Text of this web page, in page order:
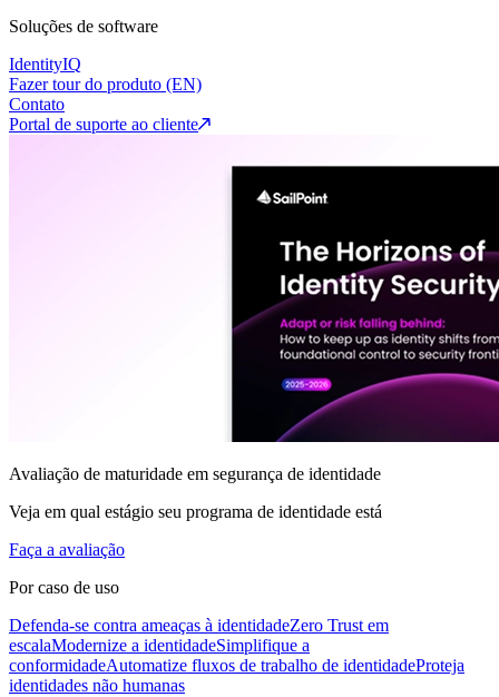
Soluções de software
IdentityIQ
Fazer tour do produto (EN)
Contato
Portal de suporte ao cliente
Avaliação de maturidade em segurança de identidade
Veja em qual estágio seu programa de identidade está
Faça a avaliação
Por caso de uso
Defenda-se contra ameaças à identidadeZero Trust em
escalaModernize a identidadeSimplifique a
conformidadeAutomatize fluxos de trabalho de identidadeProteja
identidades não humanas